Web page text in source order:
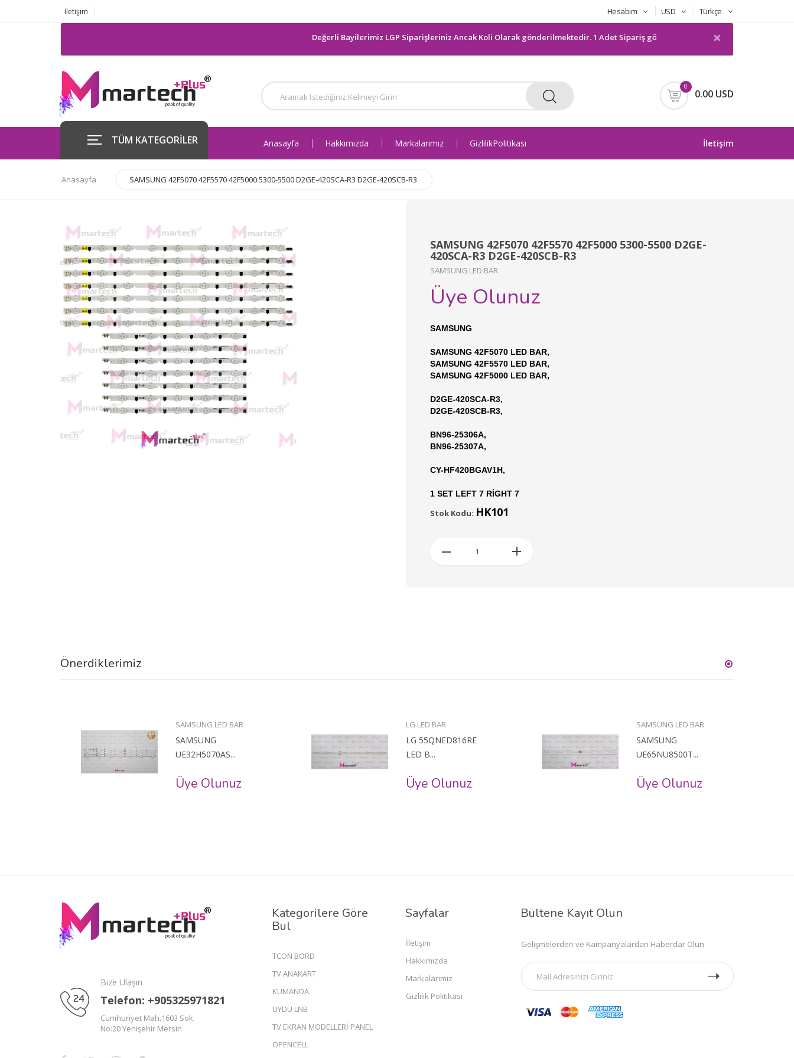
İletişim Hesabım USD Türkçe
×
Değerli Bayilerimiz LGP Siparişleriniz Ancak Koli Olarak gönderilmektedir. 1 Adet Sipariş gönderilmeyecektir. Bilgilerinize sunarım
0
0.00 USD
TÜM KATEGORİLER Anasayfa Hakkımızda Markalarımız Gizlilik Politikası İletişim
Anasayfa SAMSUNG 42F5070 42F5570 42F5000 5300-5500 D2GE-420SCA-R3 D2GE-420SCB-R3
SAMSUNG 42F5070 42F5570 42F5000 5300-5500 D2GE-
420SCA-R3 D2GE-420SCB-R3
SAMSUNG LED BAR
Üye Olunuz
SAMSUNG
SAMSUNG 42F5070 LED BAR,
SAMSUNG 42F5570 LED BAR,
SAMSUNG 42F5000 LED BAR,
D2GE-420SCA-R3,
D2GE-420SCB-R3,
BN96-25306A,
BN96-25307A,
CY-HF420BGAV1H,
1 SET LEFT 7 RİGHT 7
Stok Kodu: HK101
Önerdiklerimiz
SAMSUNG LED BAR
SAMSUNG
UE32H5070AS...
Üye Olunuz
LG LED BAR
LG 55QNED816RE
LED B...
Üye Olunuz
SAMSUNG LED BAR
SAMSUNG
UE65NU8500T...
Üye Olunuz
Bize Ulaşın
Telefon: +905325971821
Cumhuriyet Mah.1603 Sok.
No:20 Yenişehir Mersin
Kategorilere Göre
Bul
TCON BORD
TV ANAKART
KUMANDA
UYDU LNB
TV EKRAN MODELLERİ PANEL
OPENCELL
Sayfalar
İletişim
Hakkımızda
Markalarımız
Gizlilik Politikası
Bültene Kayıt Olun
Gelişmelerden ve Kampanyalardan Haberdar Olun